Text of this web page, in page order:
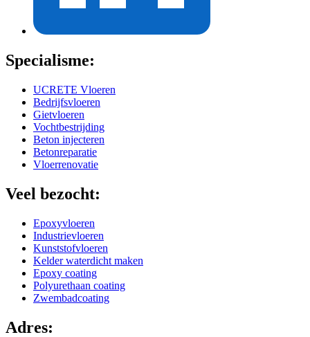
Specialisme:
UCRETE Vloeren
Bedrijfsvloeren
Gietvloeren
Vochtbestrijding
Beton injecteren
Betonreparatie
Vloerrenovatie
Veel bezocht:
Epoxyvloeren
Industrievloeren
Kunststofvloeren
Kelder waterdicht maken
Epoxy coating
Polyurethaan coating
Zwembadcoating
Adres: